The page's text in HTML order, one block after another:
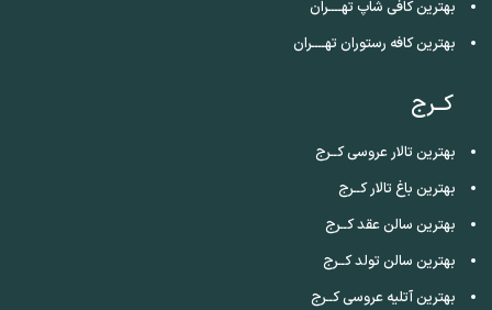
بهترین کافی شاپ تهــــران
بهترین کافه رستوران تهــــران
کــرج
بهترین تالار عروسی کــرج
بهترین باغ تالار کــرج
بهترین سالن عقد کــرج
بهترین سالن تولد کــرج
بهترین آتلیه عروسی کــرج